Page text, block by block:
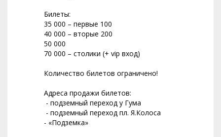
Билеты:
35 000 – первые 100
40 000 – вторые 200
50 000
70 000 – столики (+ vip вход)
Количество билетов ограничено!
Адреса продажи билетов:
- подземный переход у Гума
- подземный переход пл. Я.Колоса
- «Подземка»